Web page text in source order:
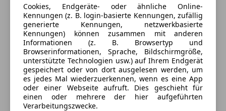
Komfort
Elektrische Fensterheber
Klimaanlage
Windschott (für Cabrio)
Unterhaltung/Media
Radio
USB
Mehr anzeigen
Farbe und Innenausstattung
Lackierung Andere
Fahrzeugbeschreibung
Cookies, Endgeräte- oder ähnliche Online-
Kennungen (z. B. login-basierte Kennungen, zufällig
generierte Kennungen, netzwerkbasierte
Kennungen) können zusammen mit anderen
Informationen (z. B. Browsertyp und
Browserinformationen, Sprache, Bildschirmgröße,
unterstützte Technologien usw.) auf Ihrem Endgerät
gespeichert oder von dort ausgelesen werden, um
es jedes Mal wiederzuerkennen, wenn es eine App
oder einer Webseite aufruft. Dies geschieht für
einen oder mehrere der hier aufgeführten
Verarbeitungszwecke.